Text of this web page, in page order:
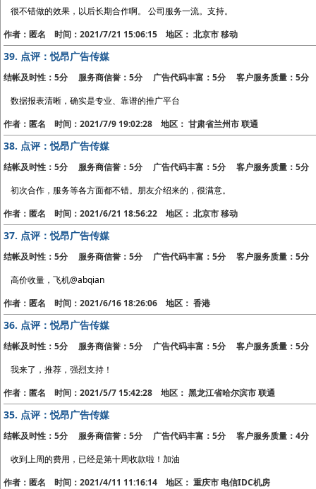
很不错做的效果，以后长期合作啊。 公司服务一流。支持。
作者：匿名 时间：2021/7/21 15:06:15 地区： 北京市 移动
39. 点评：悦昂广告传媒
结帐及时性：5分 服务商信誉：5分 广告代码丰富：5分 客户服务质量：5分
数据报表清晰，确实是专业、靠谱的推广平台
作者：匿名 时间：2021/7/9 19:02:28 地区： 甘肃省兰州市 联通
38. 点评：悦昂广告传媒
结帐及时性：5分 服务商信誉：5分 广告代码丰富：5分 客户服务质量：5分
初次合作，服务等各方面都不错。朋友介绍来的，很满意。
作者：匿名 时间：2021/6/21 18:56:22 地区： 北京市 移动
37. 点评：悦昂广告传媒
结帐及时性：5分 服务商信誉：5分 广告代码丰富：5分 客户服务质量：5分
高价收量，飞机@abqian
作者：匿名 时间：2021/6/16 18:26:06 地区： 香港
36. 点评：悦昂广告传媒
结帐及时性：5分 服务商信誉：5分 广告代码丰富：5分 客户服务质量：5分
我来了，推荐，强烈支持！
作者：匿名 时间：2021/5/7 15:42:28 地区： 黑龙江省哈尔滨市 联通
35. 点评：悦昂广告传媒
结帐及时性：5分 服务商信誉：5分 广告代码丰富：5分 客户服务质量：4分
收到上周的费用，已经是第十周收款啦！加油
作者：匿名 时间：2021/4/11 11:16:14 地区： 重庆市 电信IDC机房